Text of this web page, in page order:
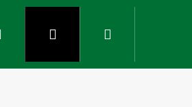
Hledat PřihlášeníNákupní